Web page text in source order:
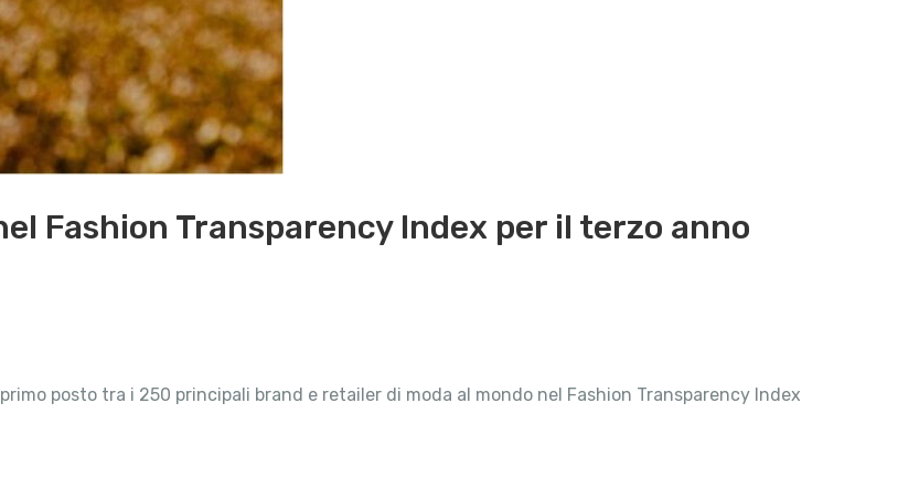
Fashion Transparency Index per il terzo anno
posto tra i 250 principali brand e retailer di moda al mondo nel Fashion Transparency Index